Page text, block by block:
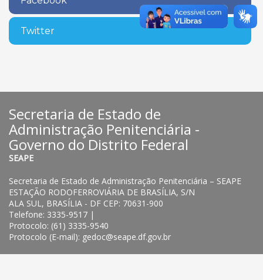
Twitter
Secretaria de Estado de
Administração Penitenciária -
Governo do Distrito Federal
SEAPE
Secretaria de Estado de Administração Penitenciária – SEAPE
ESTAÇÃO RODOFERROVIÁRIA DE BRASÍLIA, S/N
ALA SUL, BRASÍLIA - DF CEP: 70631-900
Telefone: 3335-9517 |
Protocolo: (61) 3335-9540
Protocolo (E-mail): gedoc@seape.df.gov.br